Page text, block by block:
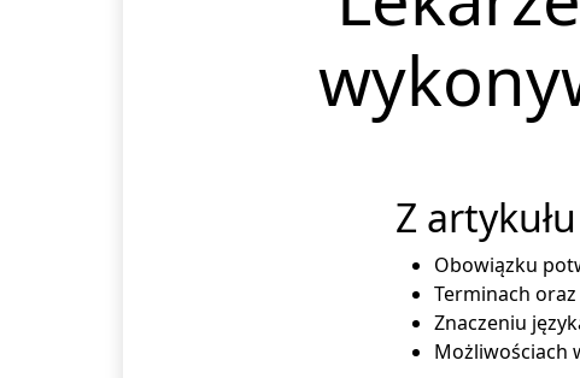
Z
Obowiązku
Terminach
Znaczeniu
Możliwościach